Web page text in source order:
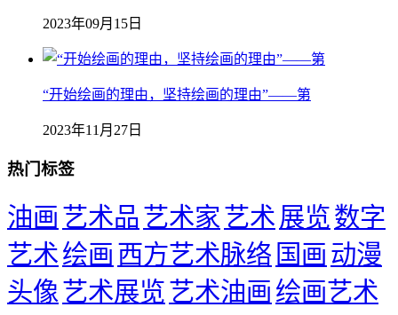
2023年09月15日
“开始绘画的理由，坚持绘画的理由”——第
2023年11月27日
热门标签
油画 艺术品艺术家 艺术 展览数字
艺术绘画 西方艺术脉络 国画 动漫
头像艺术展览艺术油画 绘画艺术